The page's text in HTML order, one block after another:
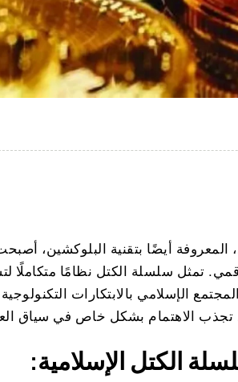
أيضًا بتقنية البلوكشين،
تمثل سلسلة الكتل نظامًا متكاملًا
الإسلامي بالابتكارات
تجذب الاهتمام بشكل خاص في سياق
الكتل الإسلامية: